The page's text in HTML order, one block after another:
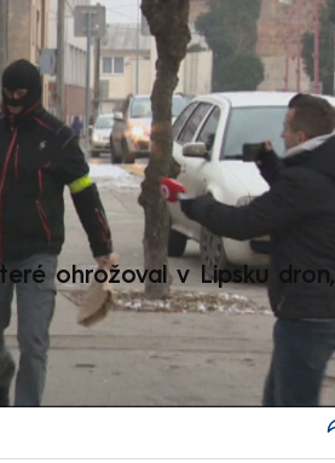
ohrožoval v Lipsku dron,